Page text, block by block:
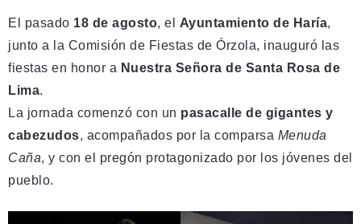
El pasado 18 de agosto, el Ayuntamiento de Haría,
junto a la Comisión de Fiestas de Órzola, inauguró las
fiestas en honor a Nuestra Señora de Santa Rosa de
Lima.
La jornada comenzó con un pasacalle de gigantes y
cabezudos, acompañados por la comparsa Menuda
Caña, y con el pregón protagonizado por los jóvenes del
pueblo.